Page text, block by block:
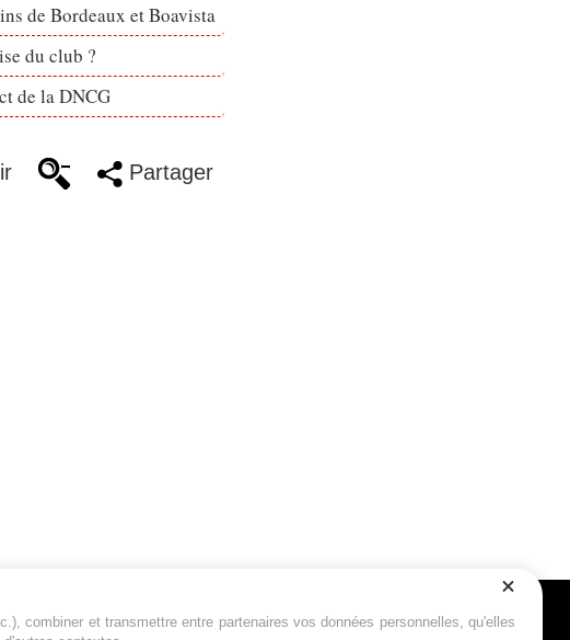
de Bordeaux et Boavista
du club ?
de la DNCG
Partager
combiner et transmettre entre partenaires vos données personnelles, qu'elles